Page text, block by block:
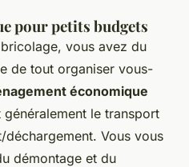
pour petits budgets
vous avez du
de tout organiser vous-
économique
le transport
Vous vous
démontage et du